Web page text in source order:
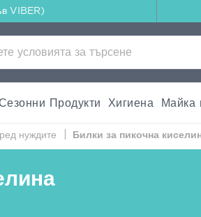
VIBER)
Продукти Хигиена Майка
нуждите Билки за пикочна